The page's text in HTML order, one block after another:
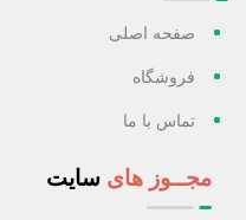
صفحه اصلی
فروشگاه
تماس با ما
مجــوز های سایت